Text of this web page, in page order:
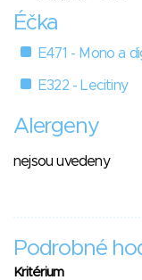
Éčka
E471 - Mono a
E322 - Lecitiny
Alergeny
nejsou uvedeny
Podrobné
Kritérium